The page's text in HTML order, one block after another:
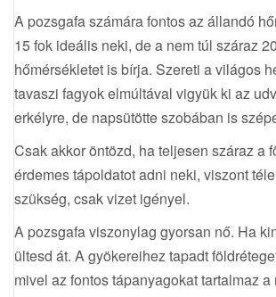
A pozsgafa számára fontos az állandó
15 fok ideális neki, de a nem túl száraz
hőmérsékletet is bírja. Szereti a világos
tavaszi fagyok elmúltával vigyük ki az
erkélyre, de napsütötte szobában is
Csak akkor öntözd, ha teljesen száraz a
érdemes tápoldatot adni neki, viszont
szükség, csak vizet igényel.
A pozsgafa viszonylag gyorsan nő. Ha
ültesd át. A gyökereihez tapadt
mivel az fontos tápanyagokat tartalmaz